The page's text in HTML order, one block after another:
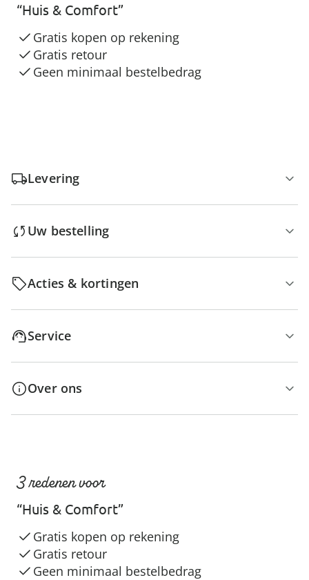
“Huis & Comfort”
Gratis kopen op rekening
Gratis retour
Geen minimaal bestelbedrag
Levering
Uw bestelling
Acties & kortingen
Service
Over ons
3 redenen voor
“Huis & Comfort”
Gratis kopen op rekening
Gratis retour
Geen minimaal bestelbedrag